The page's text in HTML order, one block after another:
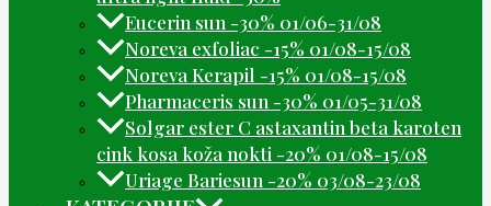
Eucerin sun -30% 01/06-31/08
Noreva exfoliac -15% 01/08-15/08
Noreva Kerapil -15% 01/08-15/08
Pharmaceris sun -30% 01/05-31/08
Solgar ester C astaxantin beta karoten
cink kosa koža nokti -20% 01/08-15/08
Uriage Bariesun -20% 03/08-23/08